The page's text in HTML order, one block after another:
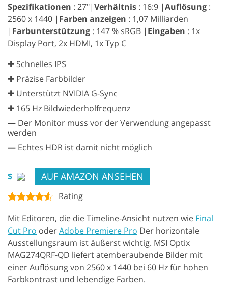
Spezifikationen : 27″|Verhältnis : 16:9 |Auflösung :
2560 x 1440 | Farben anzeigen : 1,07 Milliarden
| Farbunterstützung : 147 % sRGB | Eingaben : 1x
Display Port, 2x HDMI, 1x Typ C
✚ Schnelles IPS
✚ Präzise Farbbilder
✚ Unterstützt NVIDIA G-Sync
✚ 165 Hz Bildwiederholfrequenz
— Der Monitor muss vor der Verwendung angepasst
werden
— Echtes HDR ist damit nicht möglich
$ AUF AMAZON ANSEHEN
Rating
Mit Editoren, die die Timeline-Ansicht nutzen wie Final
Cut Pro oderAdobe Premiere Pro Der horizontale
Ausstellungsraum ist äußerst wichtig. MSI Optix
MAG274QRF-QD liefert atemberaubende Bilder mit
einer Auflösung von 2560 x 1440 bei 60 Hz für hohen
Farbkontrast und lebendige Farben.